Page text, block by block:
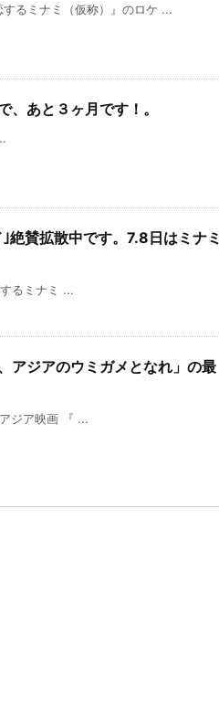
るミナミ（仮称）』のロケ ...
あと３ヶ月です！。
賛拡散中です。7.8日はミナミ
るミナミ ...
アジアのウミガメとなれ」の最
ジア映画 『 ...